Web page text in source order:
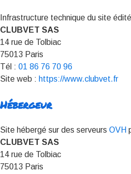
Infrastructure technique du site
CLUBVET SAS
14 rue de Tolbiac
75013 Paris
Tél : 01 86 76 70 96
Site web : https://www.clubvet.fr
Hébergeur
Site hébergé sur des serveurs OVH
CLUBVET SAS
14 rue de Tolbiac
75013 Paris